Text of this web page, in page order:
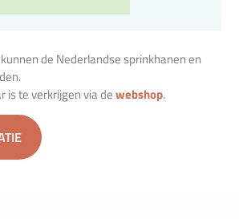
de Nederlandse sprinkhanen en
is te verkrijgen via dewebshop.